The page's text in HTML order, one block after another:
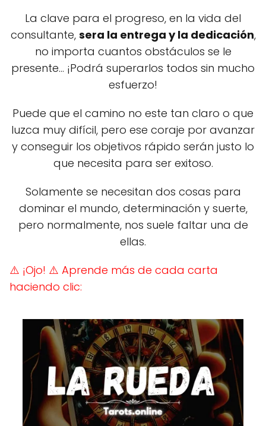
La clave para el progreso, en la vida del
consultante, sera la entrega y la dedicación,
no importa cuantos obstáculos se le
presente... ¡Podrá superarlos todos sin mucho
esfuerzo!
Puede que el camino no este tan claro o que
luzca muy difícil, pero ese coraje por avanzar
y conseguir los objetivos rápido serán justo lo
que necesita para ser exitoso.
Solamente se necesitan dos cosas para
dominar el mundo, determinación y suerte,
pero normalmente, nos suele faltar una de
ellas.
⚠️ ¡Ojo! ⚠️ Aprende más de cada carta
haciendo clic: